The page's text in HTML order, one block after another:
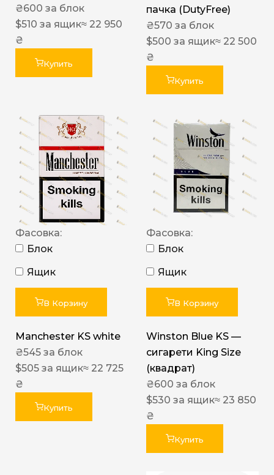
₴600 за блок
$510 за ящик≈ 22 950
₴
Купить
пачка (DutyFree)
₴570 за блок
$500 за ящик≈ 22 500
₴
Купить
Фасовка:
Блок
Ящик
В Корзину
Manchester KS white
₴545 за блок
$505 за ящик≈ 22 725
₴
Купить
Фасовка:
Блок
Ящик
В Корзину
Winston Blue KS —
сигарети King Size
(квадрат)
₴600 за блок
$530 за ящик≈ 23 850
₴
Купить